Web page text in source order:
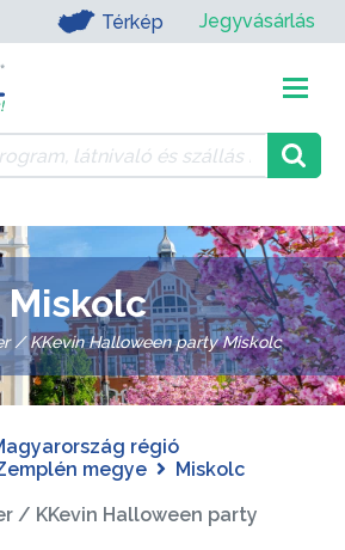
Térkép Jegyvásárlás
Miskolc
/ KKevin Halloween party Miskolc
régió
megye
Miskolc
/ KKevin Halloween party